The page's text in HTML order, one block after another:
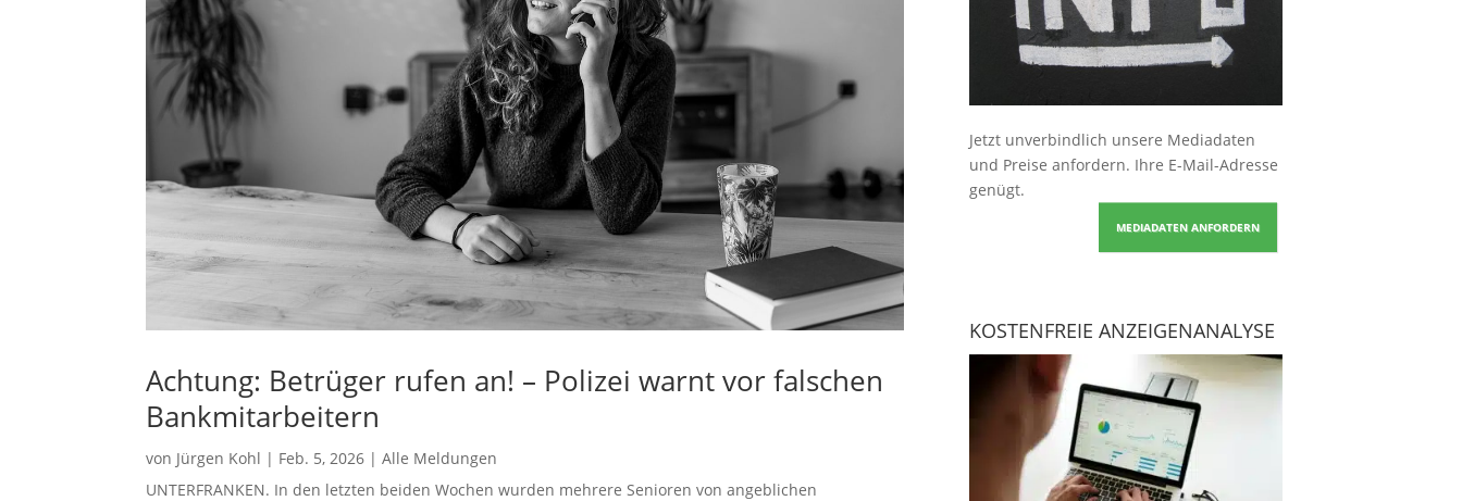
Achtung: Betrüger rufen an! – Polizei warnt vor falschen
Bankmitarbeitern
von Jürgen Kohl | Feb. 5, 2026 |Alle Meldungen
UNTERFRANKEN. In den letzten beiden Wochen wurden mehrere Senioren von angeblichen
Jetzt unverbindlich unsere Mediadaten
und Preise anfordern. Ihre E-Mail-Adresse
genügt.
MEDIADATEN ANFORDERN
KOSTENFREIE ANZEIGENANALYSE